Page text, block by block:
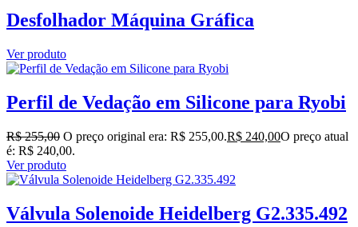
Desfolhador Máquina Gráfica
Ver produto
Perfil de Vedação em Silicone para Ryobi
R$255,00 O preço original era: R$ 255,00.R$ 240,00O preço atual
é: R$ 240,00.
Ver produto
Válvula Solenoide Heidelberg G2.335.492